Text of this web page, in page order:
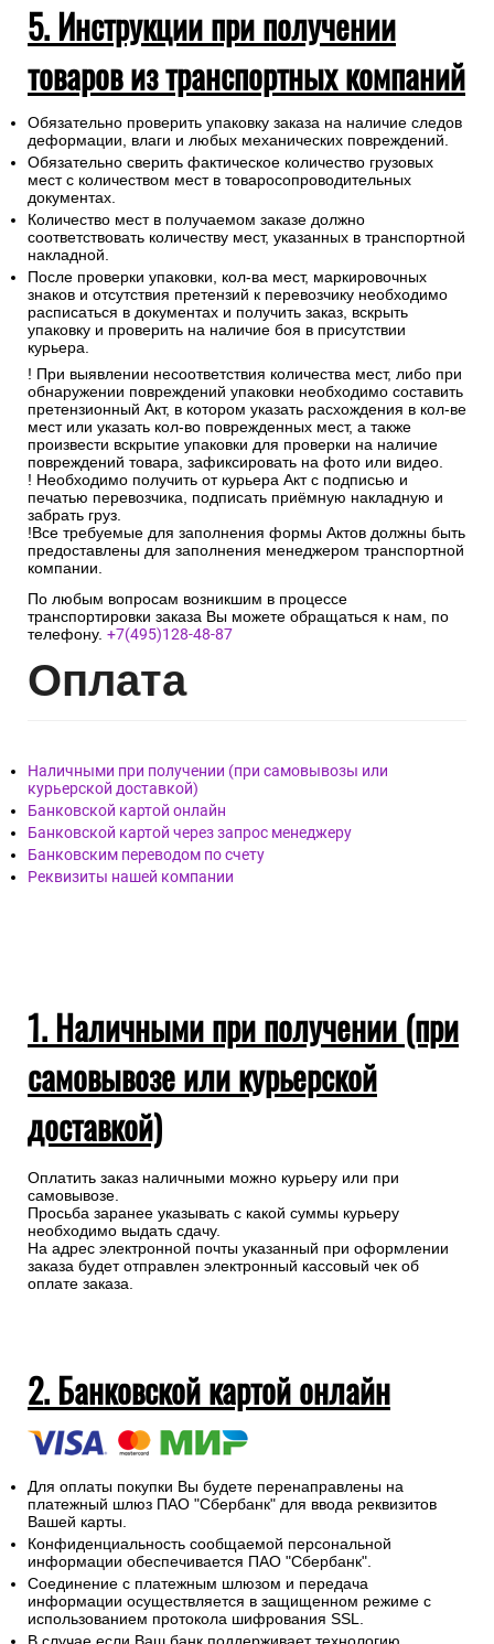
5. Инструкции при получении
товаров из транспортных компаний
Обязательно проверить упаковку заказа на наличие следов
деформации, влаги и любых механических повреждений.
Обязательно сверить фактическое количество грузовых
мест с количеством мест в товаросопроводительных
документах.
Количество мест в получаемом заказе должно
соответствовать количеству мест, указанных в транспортной
накладной.
После проверки упаковки, кол-ва мест, маркировочных
знаков и отсутствия претензий к перевозчику необходимо
расписаться в документах и получить заказ, вскрыть
упаковку и проверить на наличие боя в присутствии
курьера.
! При выявлении несоответствия количества мест, либо при
обнаружении повреждений упаковки необходимо составить
претензионный Акт, в котором указать расхождения в кол-ве
мест или указать кол-во поврежденных мест, а также
произвести вскрытие упаковки для проверки на наличие
повреждений товара, зафиксировать на фото или видео.
! Необходимо получить от курьера Акт с подписью и
печатью перевозчика, подписать приёмную накладную и
забрать груз.
!Все требуемые для заполнения формы Актов должны быть
предоставлены для заполнения менеджером транспортной
компании.
По любым вопросам возникшим в процессе
транспортировки заказа Вы можете обращаться к нам, по
телефону. +7(495)128-48-87
Оплата
Наличными при получении (при самовывозы или
курьерской доставкой)
Банковской картой онлайн
Банковской картой через запрос менеджеру
Банковским переводом по счету
Реквизиты нашей компании
1. Наличными при получении (при
самовывозе или курьерской
доставкой)
Оплатить заказ наличными можно курьеру или при
самовывозе.
Просьба заранее указывать с какой суммы курьеру
необходимо выдать сдачу.
На адрес электронной почты указанный при оформлении
заказа будет отправлен электронный кассовый чек об
оплате заказа.
2. Банковской картой онлайн
Для оплаты покупки Вы будете перенаправлены на
платежный шлюз ПАО "Сбербанк" для ввода реквизитов
Вашей карты.
Конфиденциальность сообщаемой персональной
информации обеспечивается ПАО "Сбербанк".
Соединение с платежным шлюзом и передача
информации осуществляется в защищенном режиме с
использованием протокола шифрования SSL.